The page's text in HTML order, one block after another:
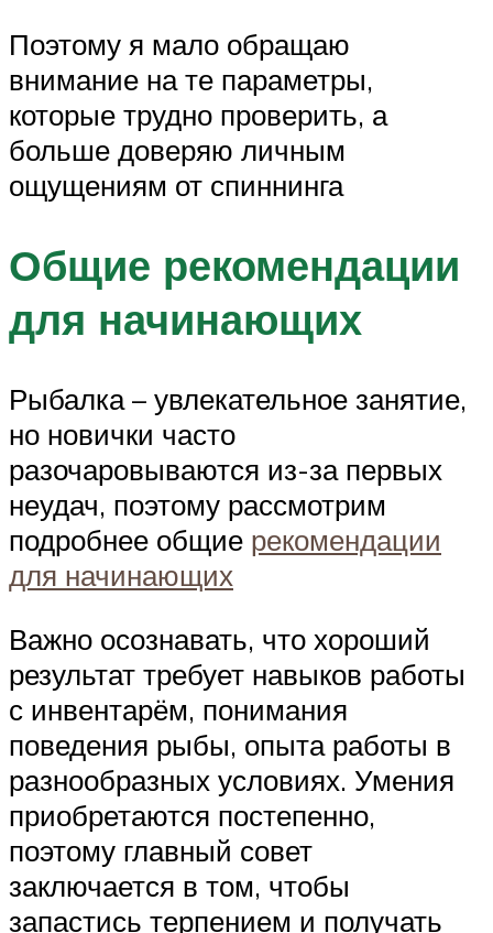
Поэтому я мало обращаю
внимание на те параметры,
которые трудно проверить, а
больше доверяю личным
ощущениям от спиннинга
Общие рекомендации
для начинающих
Рыбалка – увлекательное занятие,
но новички часто
разочаровываются из-за первых
неудач, поэтому рассмотрим
подробнее общие рекомендации
для начинающих
Важно осознавать, что хороший
результат требует навыков работы
с инвентарём, понимания
поведения рыбы, опыта работы в
разнообразных условиях. Умения
приобретаются постепенно,
поэтому главный совет
заключается в том, чтобы
запастись терпением и получать